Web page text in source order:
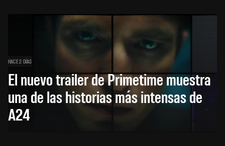
HACE 2 DÍAS
El nuevo trailer de Primetime muestra
una de las historias más intensas de
A24